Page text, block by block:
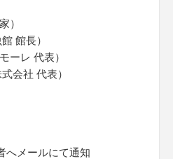
）
館長）
ーレ 代表）
会社 代表）
へメールにて通知